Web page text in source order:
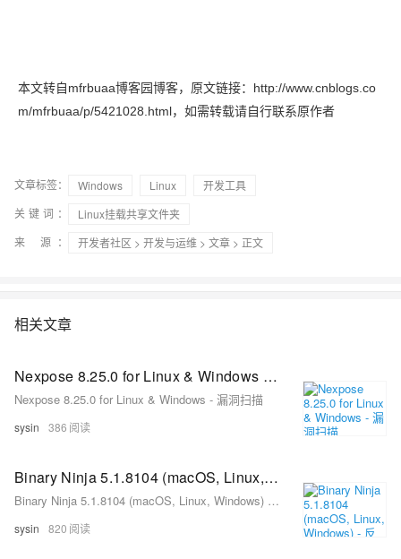
本文转自mfrbuaa博客园博客，原文链接： http://www.cnblogs.co
m/mfrbuaa/p/5421028.html，如需转载请自行联系原作者
文章标签： Windows Linux
开发工具
关键词：
Linux挂载共享文件夹
来 源：
开发者社区 > 开发与运维 > 文章 > 正文
相关文章
Nexpose 8.25.0 for Linux & Windows - 漏洞扫描
Nexpose 8.25.0 for Linux & Windows - 漏洞扫描
sysin 386
Binary Ninja 5.1.8104 (macOS, Linux, Windows) - 反编译器、反汇编器、调试器和二进制分析平台
Binary Ninja 5.1.8104 (macOS, Linux, Windows) - 反编译器、反汇编器、调试器和二进制分析平台
sysin 820